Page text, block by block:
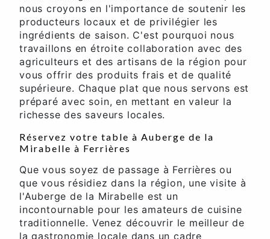
nous croyons en l'importance de soutenir les
producteurs locaux et de privilégier les
ingrédients de saison. C'est pourquoi nous
travaillons en étroite collaboration avec des
agriculteurs et des artisans de la région pour
vous offrir des produits frais et de qualité
supérieure. Chaque plat que nous servons est
préparé avec soin, en mettant en valeur la
richesse des saveurs locales.
Réservez votre table à Auberge de la
Mirabelle à Ferrières
Que vous soyez de passage à Ferrières ou
que vous résidiez dans la région, une visite à
l'Auberge de la Mirabelle est un
incontournable pour les amateurs de cuisine
traditionnelle. Venez découvrir le meilleur de
la gastronomie locale dans un cadre